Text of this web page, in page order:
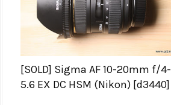
[SOLD] Sigma AF 10-20mm f/4-
5.6 EX DC HSM (Nikon) [d3440]